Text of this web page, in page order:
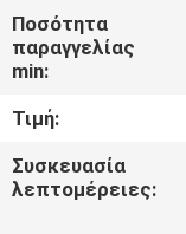
ΈΛΕΓΧΟΣ
ΕΙΔΉΣΕΙΣ
Ποσότητα
παραγγελίας
min:
Τιμή:
Συσκευασία
λεπτομέρειες: